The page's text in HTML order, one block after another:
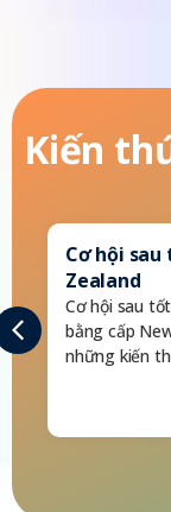
Kiến
Cơ hội
Zealand
Cơ hội sau
bằng cấp
những kiến